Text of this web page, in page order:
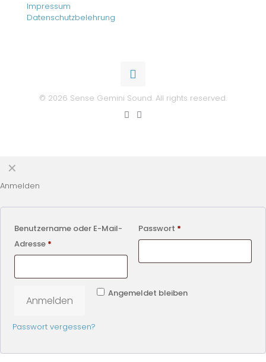
Impressum
Datenschutzbelehrung
© 2026 Sense Gemini Sound. All rights reserved.
✕
Anmelden
Benutzername oder E-Mail-
Adresse *
Passwort *
Angemeldet bleiben
Anmelden
Passwort vergessen?